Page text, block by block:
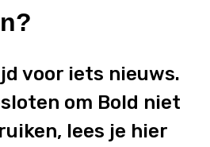
voor iets nieuws.
om Bold niet
lees je hier